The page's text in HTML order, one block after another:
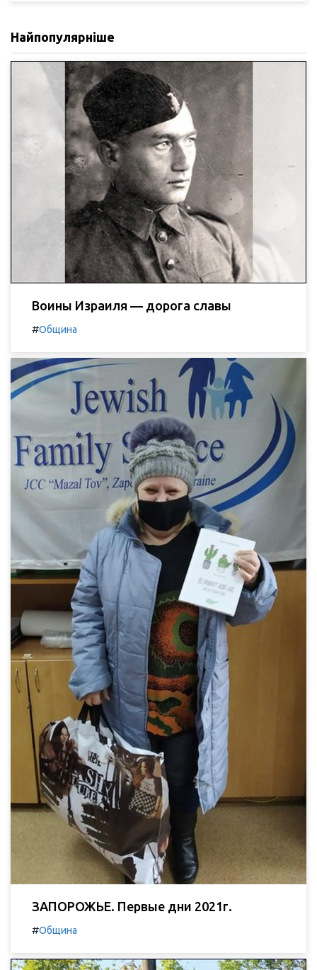
Найпопулярніше
Воины Израиля — дорога славы
#Община
ЗАПОРОЖЬЕ. Первые дни 2021г.
#Община